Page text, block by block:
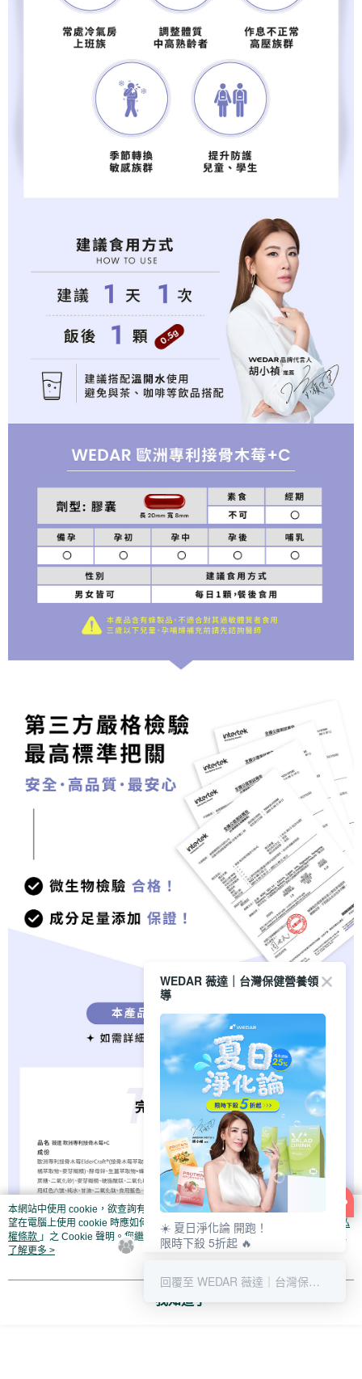
本網站中使用 cookie，欲查詢有關本網站使用 cookie 方式之詳情，及若您不希
望在電腦上使用 cookie 時應如何變更電腦的 cookie 設定，請參閱本網站「
隱私
權條款 」之 Cookie 聲明。您繼續使用本網站即表示您同意本公司得按本網站使
用條款之 Cookie 聲明使用 cookie。
了解更多 >
我知道了
WEDAR 薇達｜台灣保健營養領
導
☀️ 夏日淨化論 開跑！
限時下殺 5折起 🔥
清爽補給趁現在 💚
回覆至 WEDAR 薇達｜台灣保健營養領導